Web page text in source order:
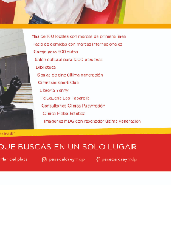
del camión.
fue el lugar donde velaron
cual desfiló todo el arco político de
a la camada de jóvenes que
pasos en el peronismo, bajo
Taraborelli como conductor. Y el
Macaya, que acompañó sus restos
sus restos en el cementerio
fue transportado hacia la
Capuchinos, donde ofició una